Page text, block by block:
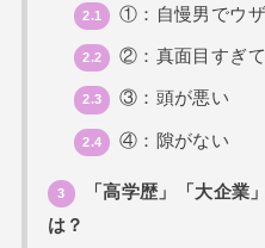
2.1 ①：自慢男でウ
2.2 ②：真面目すぎ
2.3 ③：頭が悪い
2.4 ④：隙がない
3
「高学歴」「大企業
は？